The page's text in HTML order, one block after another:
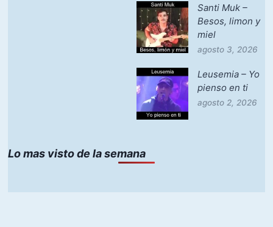
Santi Muk –
Besos, limon y
miel
agosto 3, 2026
Leusemia – Yo
pienso en ti
agosto 2, 2026
Lo mas visto de la semana